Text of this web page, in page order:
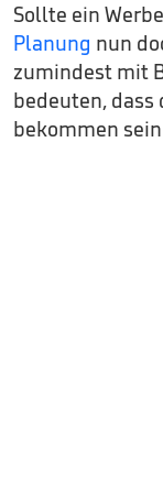
Sollte ein
Planung nun
zumindest mit
bedeuten, dass
bekommen